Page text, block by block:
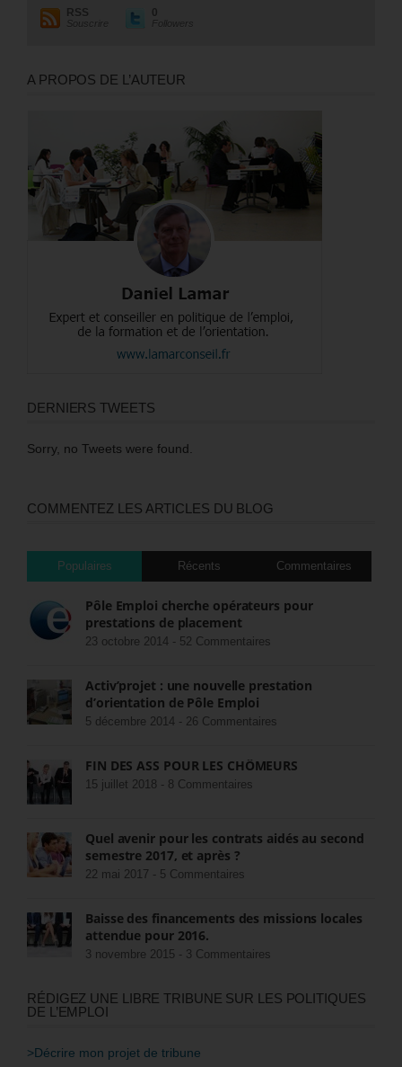
RSS
Souscrire
0
Followers
A PROPOS DE L’AUTEUR
DERNIERS TWEETS
Sorry, no Tweets were found.
COMMENTEZ LES ARTICLES DU BLOG
Populaires Récents Commentaires
Pôle Emploi cherche opérateurs pour
prestations de placement
23 octobre 2014 - 52 Commentaires
Activ’projet : une nouvelle prestation
d’orientation de Pôle Emploi
5 décembre 2014 - 26 Commentaires
FIN DES ASS POUR LES CHÔMEURS
15 juillet 2018 - 8 Commentaires
Quel avenir pour les contrats aidés au second
semestre 2017, et après ?
22 mai 2017 - 5 Commentaires
Baisse des financements des missions locales
attendue pour 2016.
3 novembre 2015 - 3 Commentaires
RÉDIGEZ UNE LIBRE TRIBUNE SUR LES POLITIQUES
DE L’EMPLOI
>Décrire mon projet de tribune